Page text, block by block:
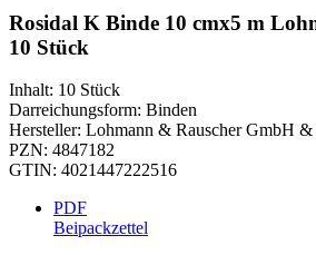
Rosidal K Binde 10 cmx5 m
10 Stück
Inhalt: 10 Stück
Darreichungsform: Binden
Hersteller: Lohmann & Rauscher GmbH
PZN: 4847182
GTIN: 4021447222516
PDF
Beipackzettel